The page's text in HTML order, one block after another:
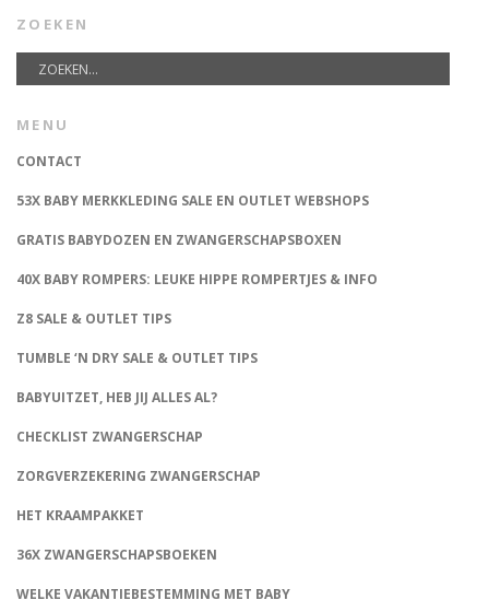
ZOEKEN
MENU
CONTACT
53X BABY MERKKLEDING SALE EN OUTLET WEBSHOPS
GRATIS BABYDOZEN EN ZWANGERSCHAPSBOXEN
40X BABY ROMPERS: LEUKE HIPPE ROMPERTJES & INFO
Z8 SALE & OUTLET TIPS
TUMBLE ‘N DRY SALE & OUTLET TIPS
BABYUITZET, HEB JIJ ALLES AL?
CHECKLIST ZWANGERSCHAP
ZORGVERZEKERING ZWANGERSCHAP
HET KRAAMPAKKET
36X ZWANGERSCHAPSBOEKEN
WELKE VAKANTIEBESTEMMING MET BABY